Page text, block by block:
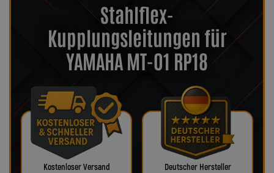
Stahlflex-
Kupplungsleitungen für
YAMAHA MT-01 RP18
Kostenloser Versand
Deutscher Hersteller